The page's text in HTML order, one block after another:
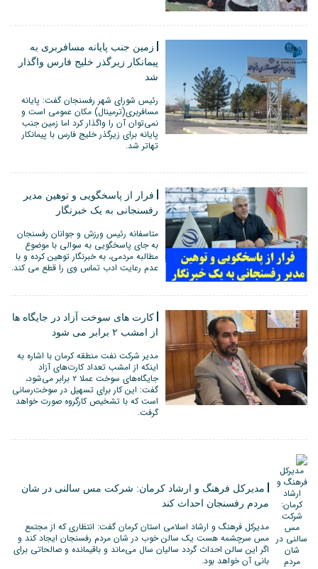
زمین جنب پایانه مسافربری به
پیمانکار زیرگذر خلیج فارس واگذار
شد
رئیس شورای شهر رفسنجان گفت: پایانه
مسافربری(ترمینال) مکان عمومی است و
نمی‌توان آن را واگذار کرد اما زمین جنب
پایانه برای زیرگذر خلیج فارس با پیمانکار
تهاتر شد.
فرار از پاسخگویی و توهین مدیر
رفسنجانی به یک خبرنگار
متاسفانه رئیس ورزش و جوانان رفسنجان
به جای پاسخگویی به سوالی با موضوع
مطالبه مردمی، به خبرنگار توهین کرده و با
عدم رعایت ادب تماس وی را قطع می کند.
کارت های سوخت آزاد در جایگاه ها
از امشب ۲ برابر می شود
مدیر شرکت نفت منطقه کرمان با اشاره به
اینکه از امشب تعداد کارت‌های آزاد
جایگاه‌های سوخت عملا ۲ برابر می‌شود،
گفت: این کار برای تسهیل در سوخت‌رسانی
است که با تشخیص کارگروه صورت خواهد
گرفت.
مدیرکل فرهنگ و ارشاد کرمان: شرکت مس سالنی در شان
مردم رفسنجان احداث کند
مدیرکل فرهنگ و ارشاد اسلامی استان کرمان گفت: انتظاری که از مجتمع
مس سرچشمه هست یک سالن خوب در شان مردم رفسنجان ایجاد کند و
اگر این سالن احداث گردد سالیان سال می‌ماند و باقیمانده و صالحاتی برای
بانی آن خواهد بود.